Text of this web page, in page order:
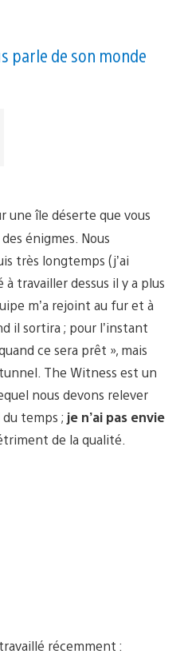
parle de son monde
une île déserte que vous
énigmes. Nous
très longtemps (j’ai
travailler dessus il y a plus
m’a rejoint au fur et à
il sortira ; pour l’instant
ce sera prêt », mais
The Witness est un
nous devons relever
temps ; je n’ai pas envie
de la qualité.
récemment :